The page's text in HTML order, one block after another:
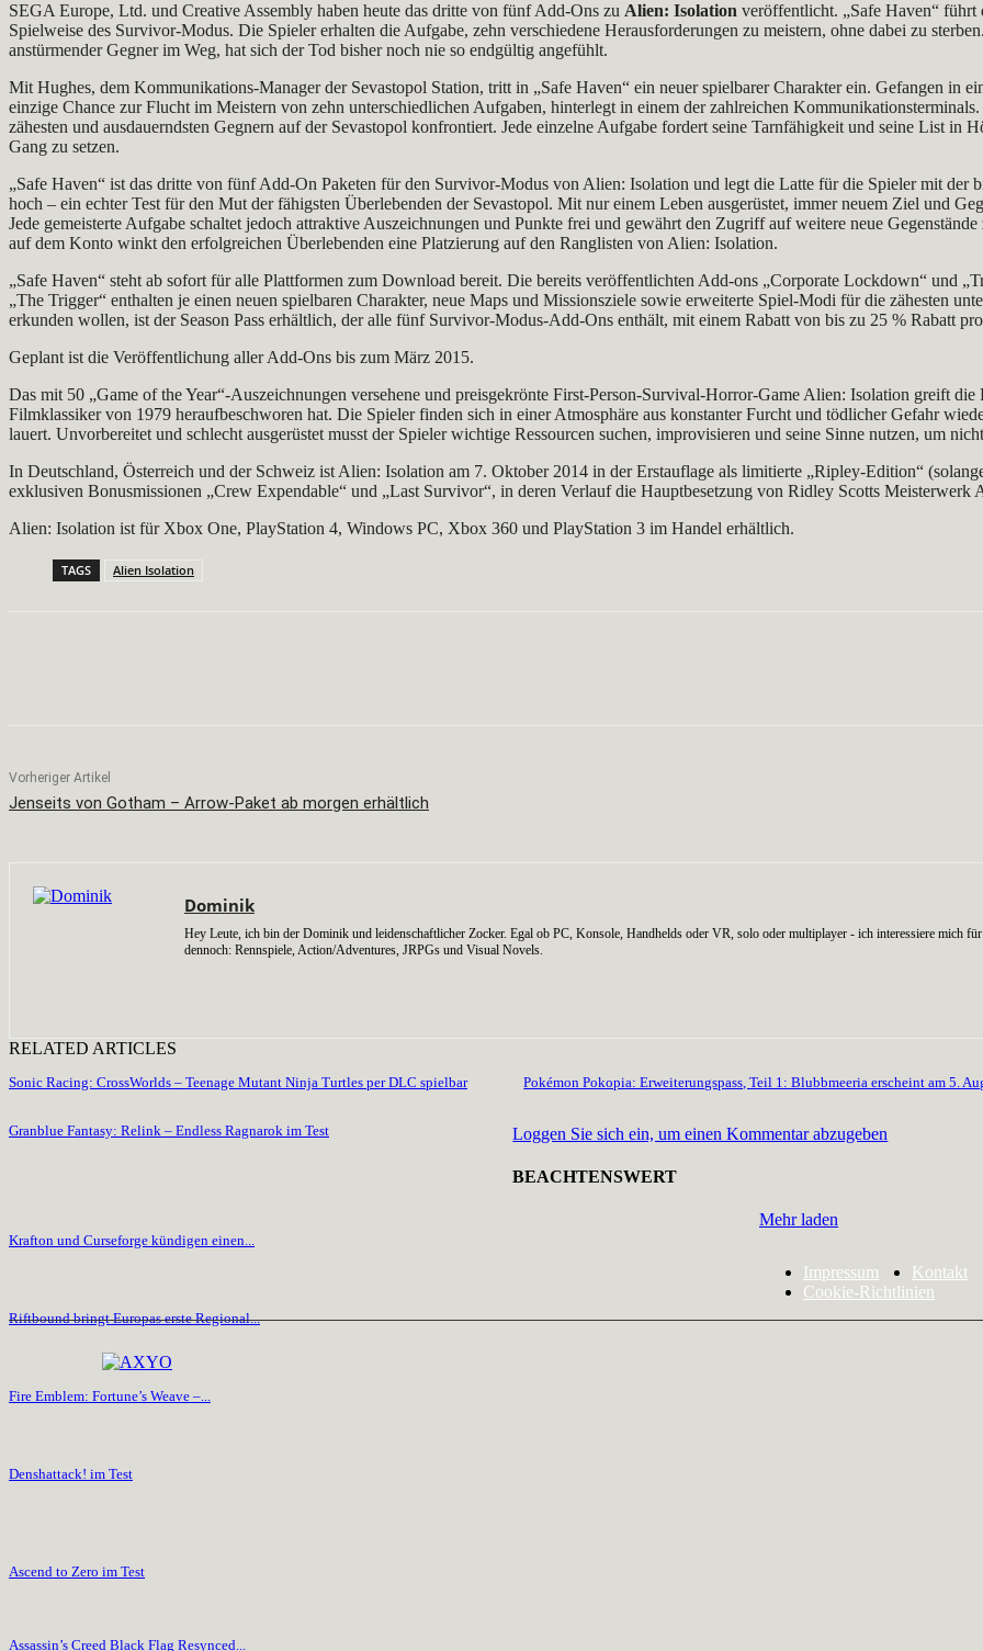
SEGA Europe, Ltd. und Creative Assembly haben heute das dritte von fünf Add-Ons zu Alien: Isolation veröffentlicht. „Safe Haven“
Spielweise des Survivor-Modus. Die Spieler erhalten die Aufgabe, zehn verschiedene Herausforderungen zu meistern, ohne dabei zu
anstürmender Gegner im Weg, hat sich der Tod bisher noch nie so endgültig angefühlt.
Mit Hughes, dem Kommunikations-Manager der Sevastopol Station, tritt in „Safe Haven“ ein neuer spielbarer Charakter ein. Gefangen in
einzige Chance zur Flucht im Meistern von zehn unterschiedlichen Aufgaben, hinterlegt in einem der zahlreichen
zähesten und ausdauerndsten Gegnern auf der Sevastopol konfrontiert. Jede einzelne Aufgabe fordert seine Tarnfähigkeit und seine List in
Gang zu setzen.
„Safe Haven“ ist das dritte von fünf Add-On Paketen für den Survivor-Modus von Alien: Isolation und legt die Latte für die Spieler mit der
hoch – ein echter Test für den Mut der fähigsten Überlebenden der Sevastopol. Mit nur einem Leben ausgerüstet, immer neuem Ziel und
Jede gemeisterte Aufgabe schaltet jedoch attraktive Auszeichnungen und Punkte frei und gewährt den Zugriff auf weitere neue
auf dem Konto winkt den erfolgreichen Überlebenden eine Platzierung auf den Ranglisten von Alien: Isolation.
„Safe Haven“ steht ab sofort für alle Plattformen zum Download bereit. Die bereits veröffentlichten Add-ons „Corporate Lockdown“ und
„The Trigger“ enthalten je einen neuen spielbaren Charakter, neue Maps und Missionsziele sowie erweiterte Spiel-Modi für die zähesten
erkunden wollen, ist der Season Pass erhältlich, der alle fünf Survivor-Modus-Add-Ons enthält, mit einem Rabatt von bis zu 25 % Rabatt
Geplant ist die Veröffentlichung aller Add-Ons bis zum März 2015.
Das mit 50 „Game of the Year“-Auszeichnungen versehene und preisgekrönte First-Person-Survival-Horror-Game Alien: Isolation greift
Filmklassiker von 1979 heraufbeschworen hat. Die Spieler finden sich in einer Atmosphäre aus konstanter Furcht und tödlicher Gefahr
lauert. Unvorbereitet und schlecht ausgerüstet musst der Spieler wichtige Ressourcen suchen, improvisieren und seine Sinne nutzen, um
In Deutschland, Österreich und der Schweiz ist Alien: Isolation am 7. Oktober 2014 in der Erstauflage als limitierte „Ripley-Edition“
exklusiven Bonusmissionen „Crew Expendable“ und „Last Survivor“, in deren Verlauf die Hauptbesetzung von Ridley Scotts Meisterwerk
Alien: Isolation ist für Xbox One, PlayStation 4, Windows PC, Xbox 360 und PlayStation 3 im Handel erhältlich.
TAGS Alien Isolation
Vorheriger Artikel
Jenseits von Gotham – Arrow-Paket ab morgen erhältlich
Dominik
Hey Leute, ich bin der Dominik und leidenschaftlicher Zocker. Egal ob PC, Konsole, Handhelds oder VR, solo oder multiplayer - ich interessiere mich
dennoch: Rennspiele, Action/Adventures, JRPGs und Visual Novels.
RELATED ARTICLES
Sonic Racing: CrossWorlds – Teenage Mutant Ninja Turtles per DLC spielbar Pokémon Pokopia: Erweiterungspass, Teil 1: Blubbmeeria erscheint am 5.
Granblue Fantasy: Relink – Endless Ragnarok im Test Loggen Sie sich ein, um einen Kommentar abzugeben
BEACHTENSWERT
Krafton und Curseforge kündigen einen...
Riftbound bringt Europas erste Regional...
Fire Emblem: Fortune’s Weave –...
Denshattack! im Test
Ascend to Zero im Test
Assassin’s Creed Black Flag Resynced...
Mehr laden
Impressum Kontakt
Cookie-Richtlinien